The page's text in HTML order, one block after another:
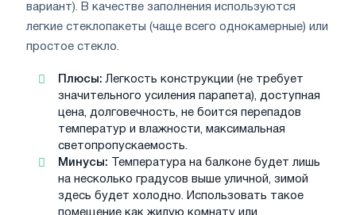
вариант). В качестве заполнения используются
легкие стеклопакеты (чаще всего однокамерные) или
простое стекло.
Плюсы: Легкость конструкции (не требует
значительного усиления парапета), доступная
цена, долговечность, не боится перепадов
температур и влажности, максимальная
светопропускаемость.
Минусы: Температура на балконе будет лишь
на несколько градусов выше уличной, зимой
здесь будет холодно. Использовать такое
помещение как жилую комнату или